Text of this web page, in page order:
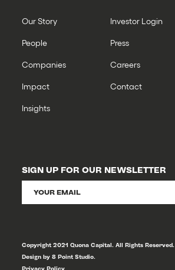
Our Story
People
Companies
Impact
Insights
Investor Login
Press
Careers
Contact
SIGN UP FOR OUR NEWSLETTER
Copyright 2021 Quona Capital. All Rights Reserved.
Design by 8 Point Studio.